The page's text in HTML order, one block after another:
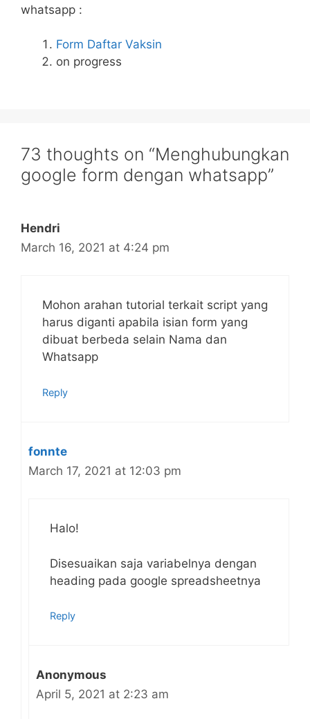
whatsapp :
Form Daftar Vaksin
on progress
73 thoughts on “Menghubungkan
google form dengan whatsapp”
Hendri
March 16, 2021 at 4:24 pm
Mohon arahan tutorial terkait script yang
harus diganti apabila isian form yang
dibuat berbeda selain Nama dan
Whatsapp
Reply
fonnte
March 17, 2021 at 12:03 pm
Halo!
Disesuaikan saja variabelnya dengan
heading pada google spreadsheetnya
Reply
Anonymous
April 5, 2021 at 2:23 am